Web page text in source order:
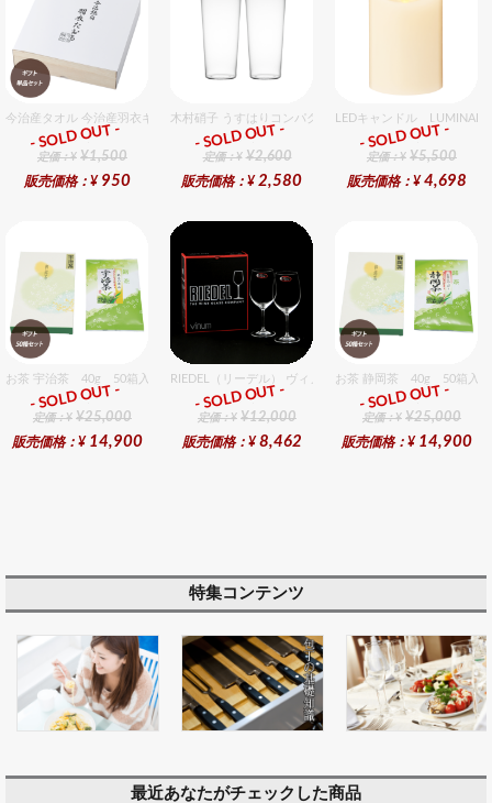
今治産タオル 今治産羽衣ギフトフェイスタオル 1個入セット
ギフト
定価：¥ ¥1,500
販売価格：¥ 950
- SOLD OUT -
木村硝子 うすはりコンパクト260cc ゾンビグラスギフト
ギフト
定価：¥ ¥2,600
販売価格：¥ 2,580
- SOLD OUT -
LEDキャンドル
ギフト
定価：¥ ¥5,500
販売価格：¥ 4,698
- SOLD OUT -
お茶 宇治茶 40g 50箱入セット 50個入りセット
ギフト
定価：¥ ¥25,000
販売価格：¥ 14,900
- SOLD OUT -
RIEDEL（リーデル） ヴィノム 15 キアンティ 2個入りセッ
ギフト
定価：¥ ¥12,000
販売価格：¥ 8,462
- SOLD OUT -
お茶 静岡茶 40g 50箱入セ
ギフト
定価：¥ ¥25,000
販売価格：¥ 14,900
- SOLD OUT -
特集コンテンツ
最近あなたがチェックした商品